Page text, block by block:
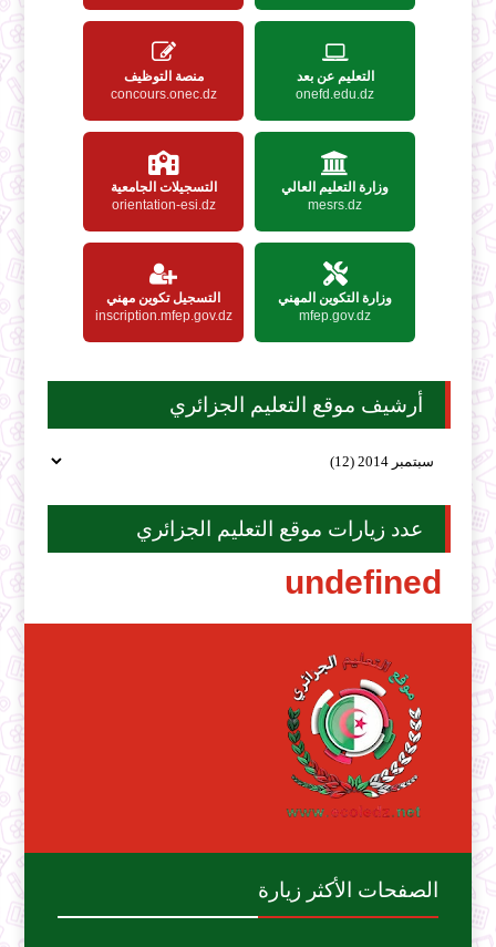
التعليم عن بعد
onefd.edu.dz
منصة التوظيف
concours.onec.dz
وزارة التعليم العالي
mesrs.dz
التسجيلات الجامعية
orientation-esi.dz
وزارة التكوين المهني
mfep.gov.dz
التسجيل تكوين مهني
inscription.mfep.gov.dz
أرشيف موقع التعليم الجزائري
عدد زيارات موقع التعليم الجزائري
undefined
الصفحات الأكثر زيارة